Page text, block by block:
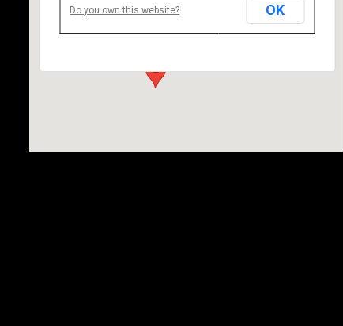
Zürich
Zürich - Zürich
Do you own this website? OK